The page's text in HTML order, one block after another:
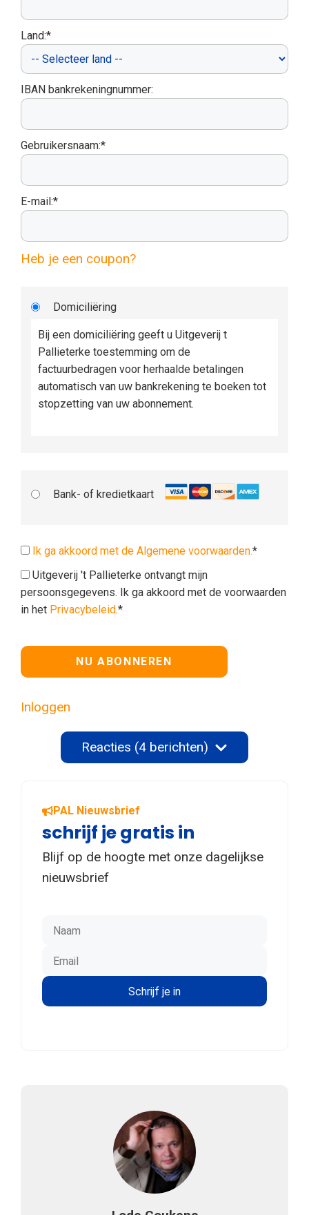
Land:*
IBAN bankrekeningnummer:
Gebruikersnaam:*
E-mail:*
Heb je een coupon?
Domiciliëring
Bij een domiciliëring geeft u Uitgeverij t
Pallieterke toestemming om de
factuurbedragen voor herhaalde betalingen
automatisch van uw bankrekening te boeken tot
stopzetting van uw abonnement.
Bank- of kredietkaart
Ik ga akkoord met de Algemene voorwaarden.*
Uitgeverij 't Pallieterke ontvangt mijn
persoonsgegevens. Ik ga akkoord met de voorwaarden
in het Privacybeleid.*
Geen waarde
Inloggen
Reacties (4 berichten)
PAL Nieuwsbrief
schrijf je gratis in
Blijf op de hoogte met onze dagelijkse
nieuwsbrief